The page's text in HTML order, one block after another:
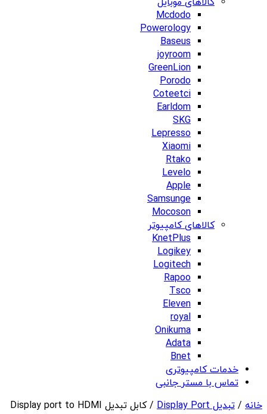
Mcdodo
Powerology
Baseus
joyroom
GreenLion
Porodo
Coteetci
Earldom
SKG
Lepresso
Xiaomi
Rtako
Levelo
Apple
Samsunge
Mocoson
کالاهای کامپیوتر
KnetPlus
Logikey
Logitech
Rapoo
Tsco
Eleven
royal
Onikuma
Adata
Bnet
خدمات کامپیوتری
تماس با مستر جانبی
خانه / تبدیل Display Port
/ کابل تبدیل Display port to HDMI